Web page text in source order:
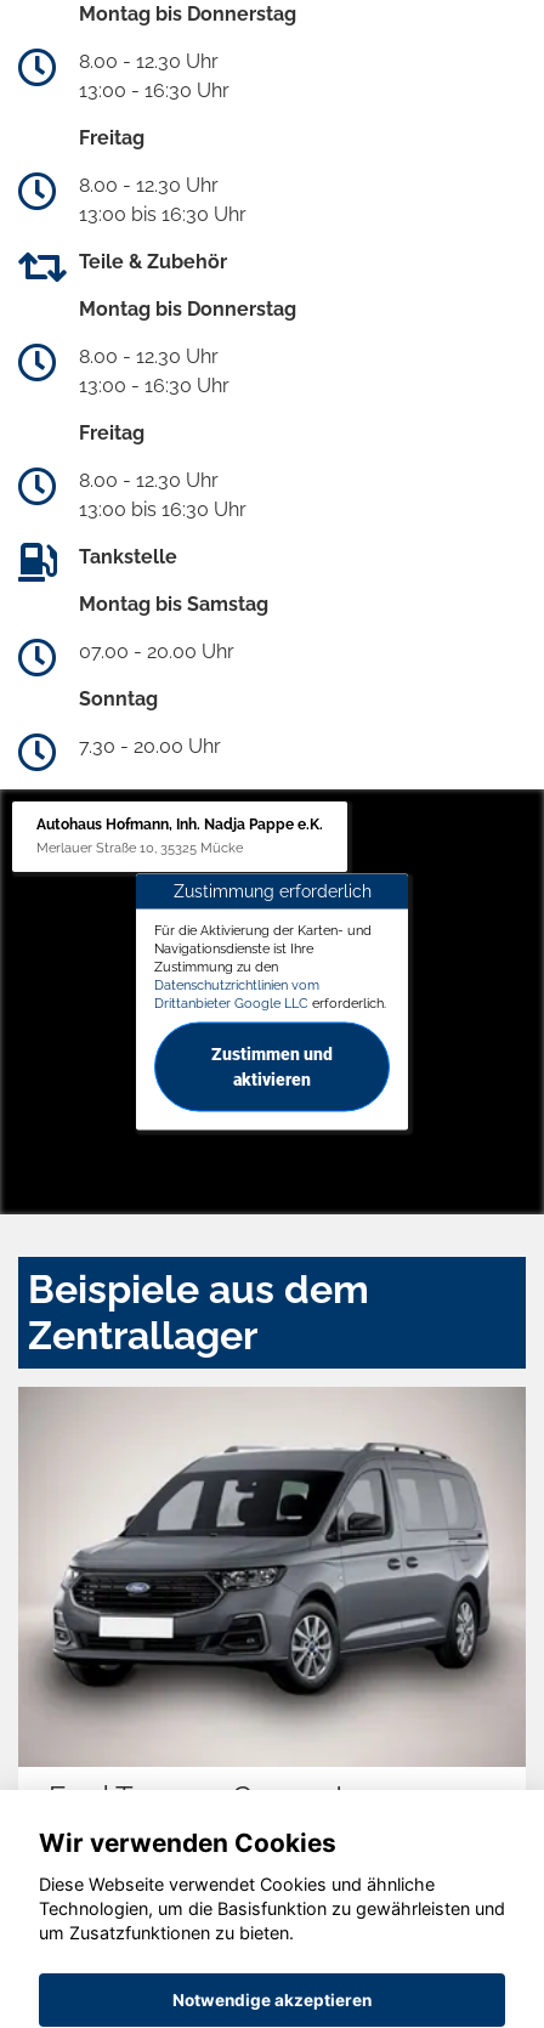
Montag bis Donnerstag
8.00 - 12.30 Uhr
13:00 - 16:30 Uhr
Freitag
8.00 - 12.30 Uhr
13:00 bis 16:30 Uhr
Teile & Zubehör
Montag bis Donnerstag
8.00 - 12.30 Uhr
13:00 - 16:30 Uhr
Freitag
8.00 - 12.30 Uhr
13:00 bis 16:30 Uhr
Tankstelle
Montag bis Samstag
07.00 - 20.00 Uhr
Sonntag
7.30 - 20.00 Uhr
Autohaus Hofmann, Inh. Nadja Pappe e.K.
Merlauer Straße 10, 35325 Mücke
Zustimmung erforderlich
Für die Aktivierung der Karten- und
Navigationsdienste ist Ihre
Zustimmung zu den
Datenschutzrichtlinien vom
Drittanbieter Google LLC erforderlich.
Zustimmen und
aktivieren
Beispiele aus dem
Zentrallager
Ford Tourneo Connect
© konjunkturmotor.de GmbH 2020 - 2026
Wir verwenden Cookies
Diese Webseite verwendet Cookies und ähnliche
Technologien, um die Basisfunktion zu gewährleisten und
um Zusatzfunktionen zu bieten.
Notwendige akzeptieren